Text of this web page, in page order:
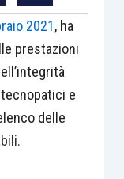
2021, ha
prestazioni
e
delle